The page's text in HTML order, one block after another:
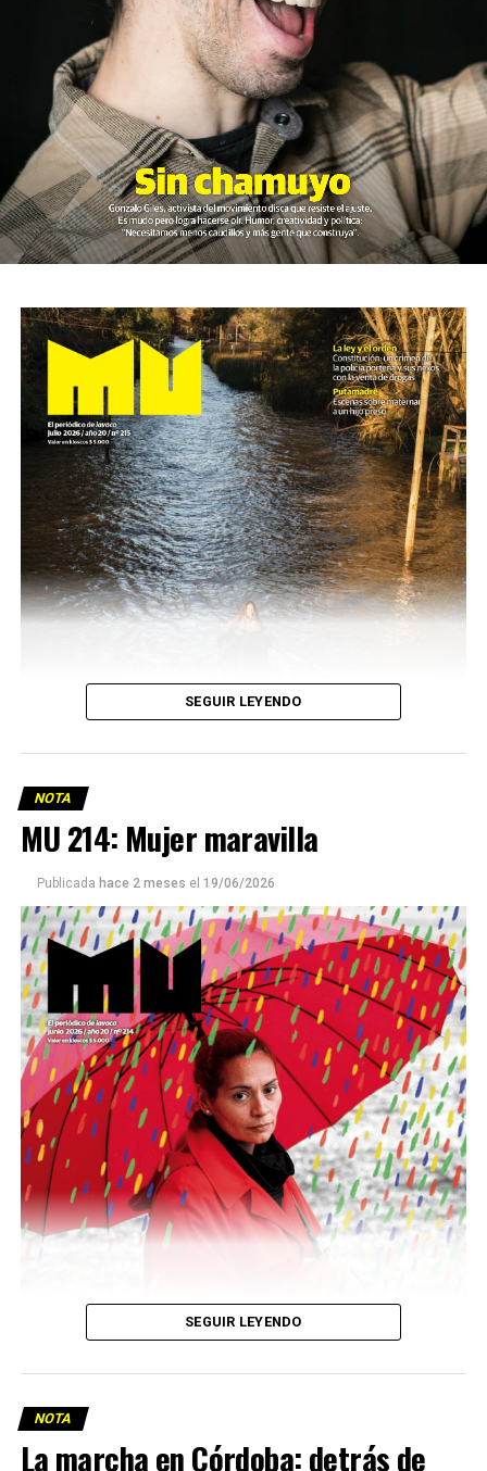
Este número 215 de MU ☝️viene con doble tapa, que
podría ser una frase:
Sin chamuyo, a remarla.
Descargar la Mu en PDF
SEGUIR LEYENDO
NOTA
MU 214: Mujer maravilla
Publicada hace 2 meses el 19/06/2026
SEGUIR LEYENDO
NOTA
La marcha en Córdoba: detrás de